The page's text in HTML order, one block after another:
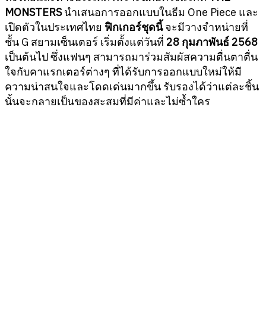
MONSTERSนำเสนอการออกแบบในธีม One Piece และ
เปิดตัวในประเทศไทย ฟิกเกอร์ชุดนี้จะมีวางจำหน่ายที่
ชั้น G สยามเซ็นเตอร์ เริ่มตั้งแต่วันที่ 28 กุมภาพันธ์ 2568
เป็นต้นไป ซึ่งแฟนๆ สามารถมาร่วมสัมผัสความตื่นตาตื่น
ใจกับคาแรกเตอร์ต่างๆ ที่ได้รับการออกแบบใหม่ให้มี
ความน่าสนใจและโดดเด่นมากขึ้น รับรองได้ว่าแต่ละชิ้น
นั้นจะกลายเป็นของสะสมที่มีค่าและไม่ซ้ำใคร